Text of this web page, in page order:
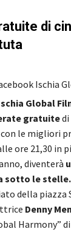
di
Ischia
Global
gratuitedi
le migliori
ore 21,30 in
diventerà
sotto le
della piazza
Denny
Harmony” di